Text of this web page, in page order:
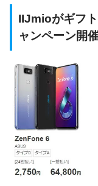
IIJmioがギフ
ャンペーン開